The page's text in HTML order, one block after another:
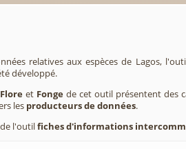
relatives aux espèces de Lagos,
développé.
Flore et Fonge de cet outil présentent des
les producteurs de données.
l'outilfiches d'informations